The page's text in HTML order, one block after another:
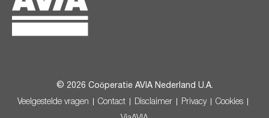
© 2026 Coöperatie AVIA Nederland U.A.
Veelgestelde vragen Contact Disclaimer Privacy Cookies